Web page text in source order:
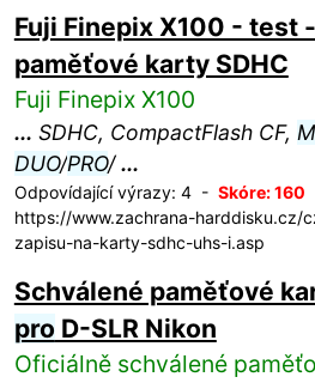
Fuji Finepix X100 - test
paměťové karty SDHC
Fuji Finepix X100
... SDHC, CompactFlash CF,
DUO/PRO/...
Odpovídající výrazy: 4 - Skóre: 160
https://www.zachrana-harddisku.cz/
zapisu-na-karty-sdhc-uhs-i.asp
Schválené paměťové
pro D-SLR Nikon
Oficiálně schválené